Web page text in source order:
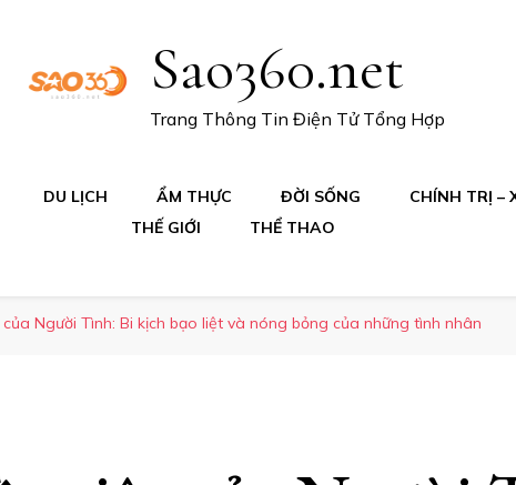
Sao360.net
Trang Thông Tin Điện Tử Tổng Hợp
DU LỊCH ẨM THỰC ĐỜI SỐNG CHÍNH TRỊ –
THẾ GIỚI
THỂ THAO
Người Tình: Bi kịch bạo liệt và nóng bỏng của những tình nhân